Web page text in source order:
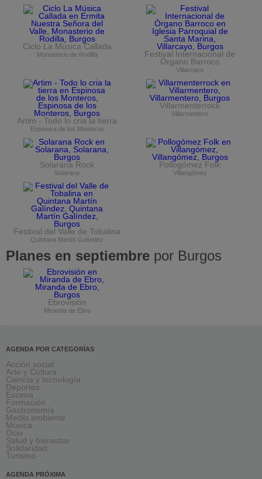
Ciclo La Música Callada
Monasterio de Rodilla
Festival Internacional de
Órgano Barroco
Villarcayo
Artim - Todo lo cria la tierra
Espinosa de los Monteros
Villarmenterrock
Villarmentero
Solarana Rock
Solarana
Pollogómez Folk
Villangómez
Festival del Valle de Tobalina
Quintana Martín Galíndez
Planes en septiembre por Burgos
Ebrovisión
Miranda de Ebro
AGENDA POR CATEGORÍAS
Acción social
Arte y Cultura
Ciencia y tecnología
Deportes
Escena
Formación
Gastronomía
Medio ambiente
Música
Ocio
Salud y bienestar
Solidaridad
Turismo
AGENDA PRÓXIMA